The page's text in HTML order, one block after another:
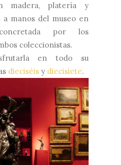
madera, platería y
manos del museo en
por los
coleccionistas.
en todo su
dieciséis y diecisiete.